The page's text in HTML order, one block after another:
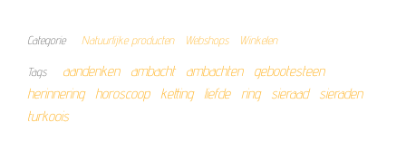
Categorie Natuurlijke producten Webshops Winkelen
Tags aandenken ambacht ambachten
gebootesteen
herinnering
horoscoop ketting liefde ring sieraad
sieraden
turkoois